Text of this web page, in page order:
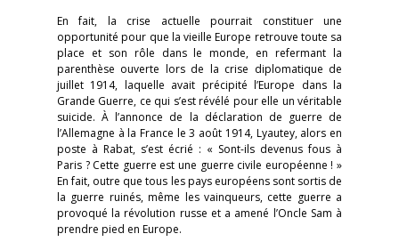
En fait, la crise actuelle pourrait constituer une
opportunité pour que la vieille Europe retrouve toute sa
place et son rôle dans le monde, en refermant la
parenthèse ouverte lors de la crise diplomatique de
juillet 1914, laquelle avait précipité l’Europe dans la
Grande Guerre, ce qui s’est révélé pour elle un véritable
suicide. À l’annonce de la déclaration de guerre de
l’Allemagne à la France le 3 août 1914, Lyautey, alors en
poste à Rabat, s’est écrié : « Sont-ils devenus fous à
Paris ? Cette guerre est une guerre civile européenne ! »
En fait, outre que tous les pays européens sont sortis de
la guerre ruinés, même les vainqueurs, cette guerre a
provoqué la révolution russe et a amené l’Oncle Sam à
prendre pied en Europe.